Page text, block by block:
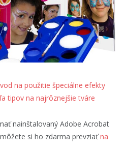
na použitie špeciálne efekty
tipov na najrôznejšie tváre
nainštalovaný Adobe Acrobat
si ho zdarma prevziaťna